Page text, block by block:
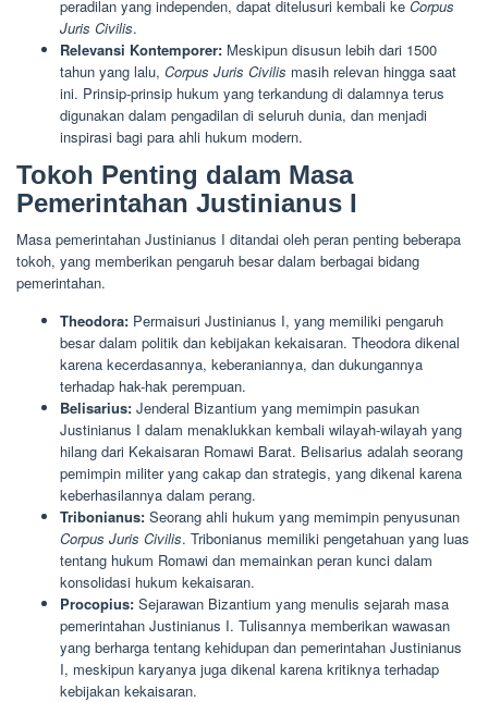
peradilan yang independen, dapat ditelusuri kembali ke Corpus
Juris Civilis.
Relevansi Kontemporer: Meskipun disusun lebih dari 1500
tahun yang lalu, Corpus Juris Civilis masih relevan hingga saat
ini. Prinsip-prinsip hukum yang terkandung di dalamnya terus
digunakan dalam pengadilan di seluruh dunia, dan menjadi
inspirasi bagi para ahli hukum modern.
Tokoh Penting dalam Masa
Pemerintahan Justinianus I
Masa pemerintahan Justinianus I ditandai oleh peran penting beberapa
tokoh, yang memberikan pengaruh besar dalam berbagai bidang
pemerintahan.
Theodora: Permaisuri Justinianus I, yang memiliki pengaruh
besar dalam politik dan kebijakan kekaisaran. Theodora dikenal
karena kecerdasannya, keberaniannya, dan dukungannya
terhadap hak-hak perempuan.
Belisarius: Jenderal Bizantium yang memimpin pasukan
Justinianus I dalam menaklukkan kembali wilayah-wilayah yang
hilang dari Kekaisaran Romawi Barat. Belisarius adalah seorang
pemimpin militer yang cakap dan strategis, yang dikenal karena
keberhasilannya dalam perang.
Tribonianus: Seorang ahli hukum yang memimpin penyusunan
Corpus Juris Civilis. Tribonianus memiliki pengetahuan yang luas
tentang hukum Romawi dan memainkan peran kunci dalam
konsolidasi hukum kekaisaran.
Procopius: Sejarawan Bizantium yang menulis sejarah masa
pemerintahan Justinianus I. Tulisannya memberikan wawasan
yang berharga tentang kehidupan dan pemerintahan Justinianus
I, meskipun karyanya juga dikenal karena kritiknya terhadap
kebijakan kekaisaran.